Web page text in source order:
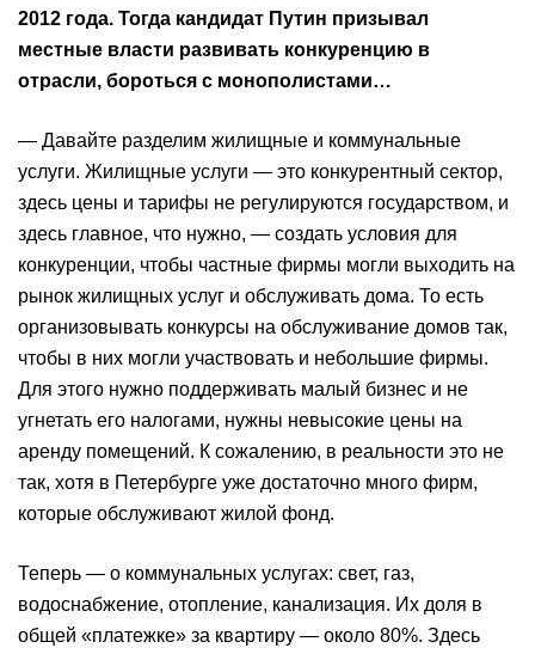
2012 года. Тогда кандидат Путин призывал
местные власти развивать конкуренцию в
отрасли, бороться с монополистами…
— Давайте разделим жилищные и коммунальные
услуги. Жилищные услуги — это конкурентный сектор,
здесь цены и тарифы не регулируются государством, и
здесь главное, что нужно, — создать условия для
конкуренции, чтобы частные фирмы могли выходить на
рынок жилищных услуг и обслуживать дома. То есть
организовывать конкурсы на обслуживание домов так,
чтобы в них могли участвовать и небольшие фирмы.
Для этого нужно поддерживать малый бизнес и не
угнетать его налогами, нужны невысокие цены на
аренду помещений. К сожалению, в реальности это не
так, хотя в Петербурге уже достаточно много фирм,
которые обслуживают жилой фонд.
Теперь — о коммунальных услугах: свет, газ,
водоснабжение, отопление, канализация. Их доля в
общей «платежке» за квартиру — около 80%. Здесь